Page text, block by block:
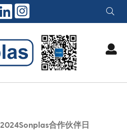
to
2024Sonplas合作伙伴日